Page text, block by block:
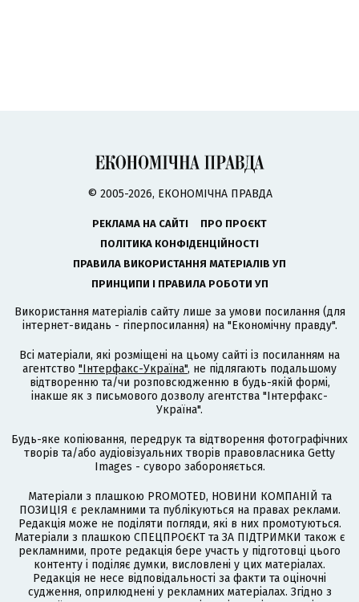
© 2005-2026, ЕКОНОМІЧНА ПРАВДА
РЕКЛАМА НА САЙТІ
ПРО ПРОЄКТ
ПОЛІТИКА КОНФІДЕНЦІЙНОСТІ
ПРАВИЛА ВИКОРИСТАННЯ МАТЕРІАЛІВ УП
ПРИНЦИПИ І ПРАВИЛА РОБОТИ УП
Використання матеріалів сайту лише за умови посилання (для
інтернет-видань - гіперпосилання) на "Економічну правду".
Всі матеріали, які розміщені на цьому сайті із посиланням на
агентство "Інтерфакс-Україна", не підлягають подальшому
відтворенню та/чи розповсюдженню в будь-якій формі,
інакше як з письмового дозволу агентства "Інтерфакс-
Україна".
Будь-яке копіювання, передрук та відтворення фотографічних
творів та/або аудіовізуальних творів правовласника Getty
Images - суворо забороняється.
Матеріали з плашкою PROMOTED, НОВИНИ КОМПАНІЙ та
ПОЗИЦІЯ є рекламними та публікуються на правах реклами.
Редакція може не поділяти погляди, які в них промотуються.
Матеріали з плашкою СПЕЦПРОЄКТ та ЗА ПІДТРИМКИ також є
рекламними, проте редакція бере участь у підготовці цього
контенту і поділяє думки, висловлені у цих матеріалах.
Редакція не несе відповідальності за факти та оціночні
судження, оприлюднені у рекламних матеріалах. Згідно з